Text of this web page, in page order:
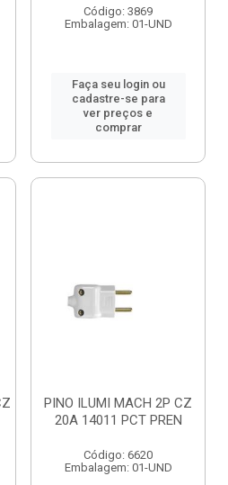
Código: 3869
Embalagem: 01-UND
Faça seu login ou
cadastre-se para
ver preços e
comprar
PINO ILUMI MACH 2P CZ
20A 14011 PCT PREN
Código: 6620
Embalagem: 01-UND